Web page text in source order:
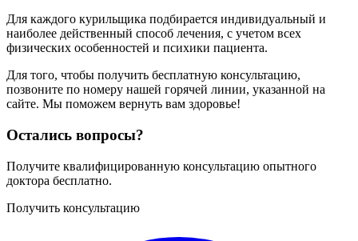
Для каждого курильщика подбирается индивидуальный и
наиболее действенный способ лечения, с учетом всех
физических особенностей и психики пациента.
Для того, чтобы получить бесплатную консультацию,
позвоните по номеру нашей горячей линии, указанной на
сайте. Мы поможем вернуть вам здоровье!
Остались вопросы?
Получите квалифицированную консультацию опытного
доктора бесплатно.
Получить консультацию